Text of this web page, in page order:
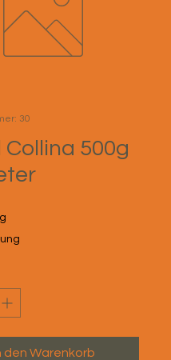
30
500g
den Warenkorb